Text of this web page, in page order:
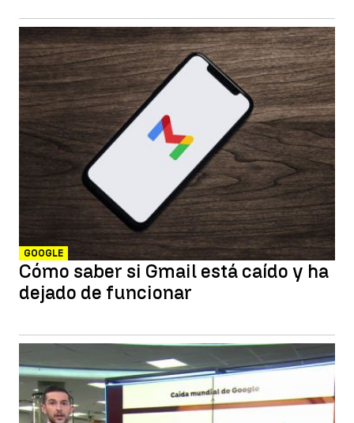
GOOGLE
Cómo saber si Gmail está caído y ha
dejado de funcionar